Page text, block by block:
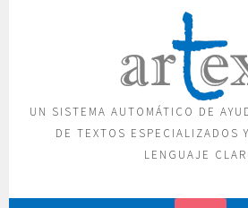
UN SISTEMA AUTOMÁTICO DE
DE TEXTOS ESPECIALIZADOS
LENGUAJE